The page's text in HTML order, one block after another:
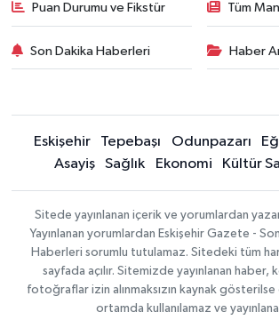
Puan Durumu ve Fikstür Tüm
Son Dakika Haberleri Haber
Eskişehir Tepebaşı Odunpazarı
Asayiş
Sağlık Ekonomi Kültür
Sitede yayınlanan içerik ve yorumlardan
Yayınlanan yorumlardan Eskişehir Gazete -
Haberleri sorumlu tutulamaz. Sitedeki tüm
sayfada açılır. Sitemizde yayınlanan haber,
fotoğraflar izin alınmaksızın kaynak
ortamda kullanılamaz ve